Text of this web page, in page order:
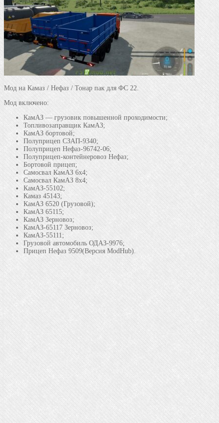
Мод на Камаз / Нефаз / Тонар пак для ФС 22.
Мод включено:
КамАЗ — грузовик повышенной проходимости;
Топливозаправщик КамАЗ;
КамАЗ бортовой;
Полуприцеп СЗАП-9340;
Полуприцеп Нефаз-96742-06;
Полуприцеп-контейнеровоз Нефаз;
Бортовой прицеп;
Самосвал КамАЗ 6х4;
Самосвал КамАЗ 8х4;
КамАЗ-55102;
Камаз 45143;
КамАЗ 6520 (Грузовой);
КамАЗ 65115;
КамАЗ Зерновоз;
КамАЗ-65117 Зерновоз;
КамАЗ-55111;
Грузовой автомобиль ОДАЗ-9976;
Прицеп Нефаз 9509(Версия ModHub).